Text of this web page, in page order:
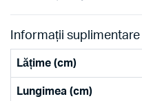
Informații suplimentare
Lățime (cm)
Lungimea (cm)